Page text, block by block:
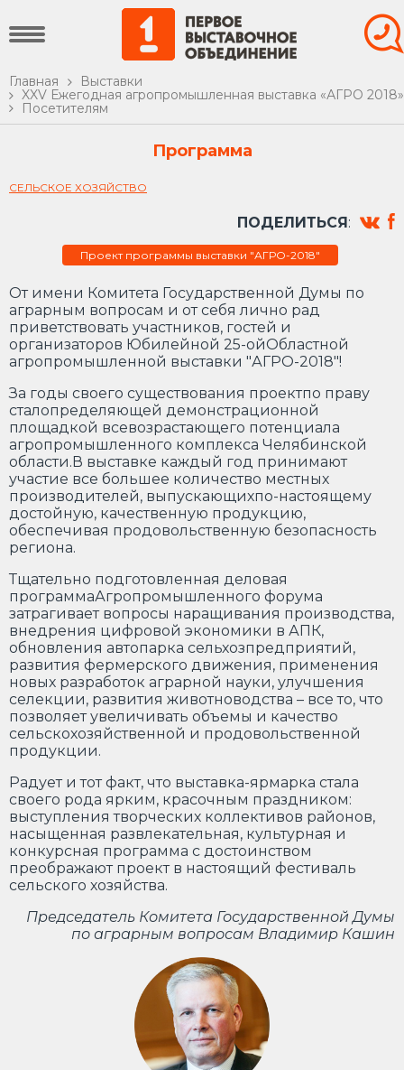
Главная
Выставки
XXV Ежегодная агропромышленная выставка «АГРО 2018»
Посетителям
Программа
СЕЛЬСКОЕ ХОЗЯЙСТВО
ПОДЕЛИТЬСЯ :
Проект программы выставки "АГРО-2018"
От имени Комитета Государственной Думы по
аграрным вопросам и от себя лично рад
приветствовать участников, гостей и
организаторов Юбилейной 25-ойОбластной
агропромышленной выставки "АГРО-2018"!
За годы своего существования проектпо праву
сталопределяющей демонстрационной
площадкой всевозрастающего потенциала
агропромышленного комплекса Челябинской
области.В выставке каждый год принимают
участие все большее количество местных
производителей, выпускающихпо-настоящему
достойную, качественную продукцию,
обеспечивая продовольственную безопасность
региона.
Тщательно подготовленная деловая
программаАгропромышленного форума
затрагивает вопросы наращивания производства,
внедрения цифровой экономики в АПК,
обновления автопарка сельхозпредприятий,
развития фермерского движения, применения
новых разработок аграрной науки, улучшения
селекции, развития животноводства – все то, что
позволяет увеличивать объемы и качество
сельскохозяйственной и продовольственной
продукции.
Радует и тот факт, что выставка-ярмарка стала
своего рода ярким, красочным праздником:
выступления творческих коллективов районов,
насыщенная развлекательная, культурная и
конкурсная программа с достоинством
преображают проект в настоящий фестиваль
сельского хозяйства.
Председатель Комитета Государственной Думы
по аграрным вопросам Владимир Кашин